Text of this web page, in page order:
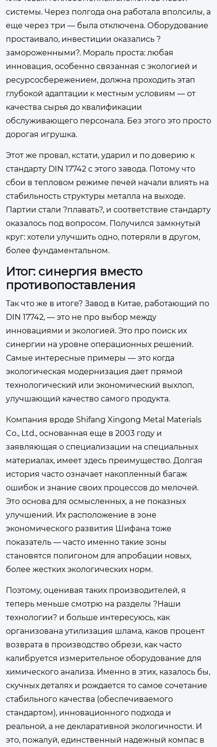
системы. Через полгода она работала вполсилы, а
еще через три — была отключена. Оборудование
простаивало, инвестиции оказались ?
замороженными?. Мораль проста: любая
инновация, особенно связанная с экологией и
ресурсосбережением, должна проходить этап
глубокой адаптации к местным условиям — от
качества сырья до квалификации
обслуживающего персонала. Без этого это просто
дорогая игрушка.
Этот же провал, кстати, ударил и по доверию к
стандарту DIN 17742 с этого завода. Потому что
сбои в тепловом режиме печей начали влиять на
стабильность структуры металла на выходе.
Партии стали ?плавать?, и соответствие стандарту
оказалось под вопросом. Получился замкнутый
круг: хотели улучшить одно, потеряли в другом,
более фундаментальном.
Итог: синергия вместо
противопоставления
Так что же в итоге? Завод в Китае, работающий по
DIN 17742, — это не про выбор между
инновациями и экологией. Это про поиск их
синергии на уровне операционных решений.
Самые интересные примеры — это когда
экологическая модернизация дает прямой
технологический или экономический выхлоп,
улучшающий качество самого продукта.
Компания вроде Shifang Xingong Metal Materials
Co., Ltd., основанная еще в 2003 году и
заявляющая о специализации на специальных
материалах, имеет здесь преимущество. Долгая
история часто означает накопленный багаж
ошибок и знание своих процессов до мелочей.
Это основа для осмысленных, а не показных
улучшений. Их расположение в зоне
экономического развития Шифана тоже
показатель — часто именно такие зоны
становятся полигоном для апробации новых,
более жестких экологических норм.
Поэтому, оценивая таких производителей, я
теперь меньше смотрю на разделы ?Наши
технологии? и больше интересуюсь, как
организована утилизация шлама, каков процент
возврата в производство обрези, как часто
калибруется измерительное оборудование для
химического анализа. Именно в этих, казалось бы,
скучных деталях и рождается то самое сочетание
стабильного качества (обеспечиваемого
стандартом), инновационного подхода и
реальной, а не декларативной экологичности. И
это, пожалуй, единственный надежный компас в